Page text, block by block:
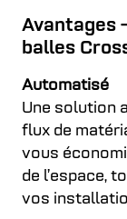
Avantages
balles
Automatisé
Une solution
flux de
vous
de l’espace,
vos